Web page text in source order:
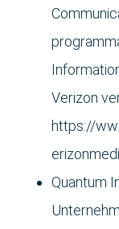
Verizon
https://
Quantum